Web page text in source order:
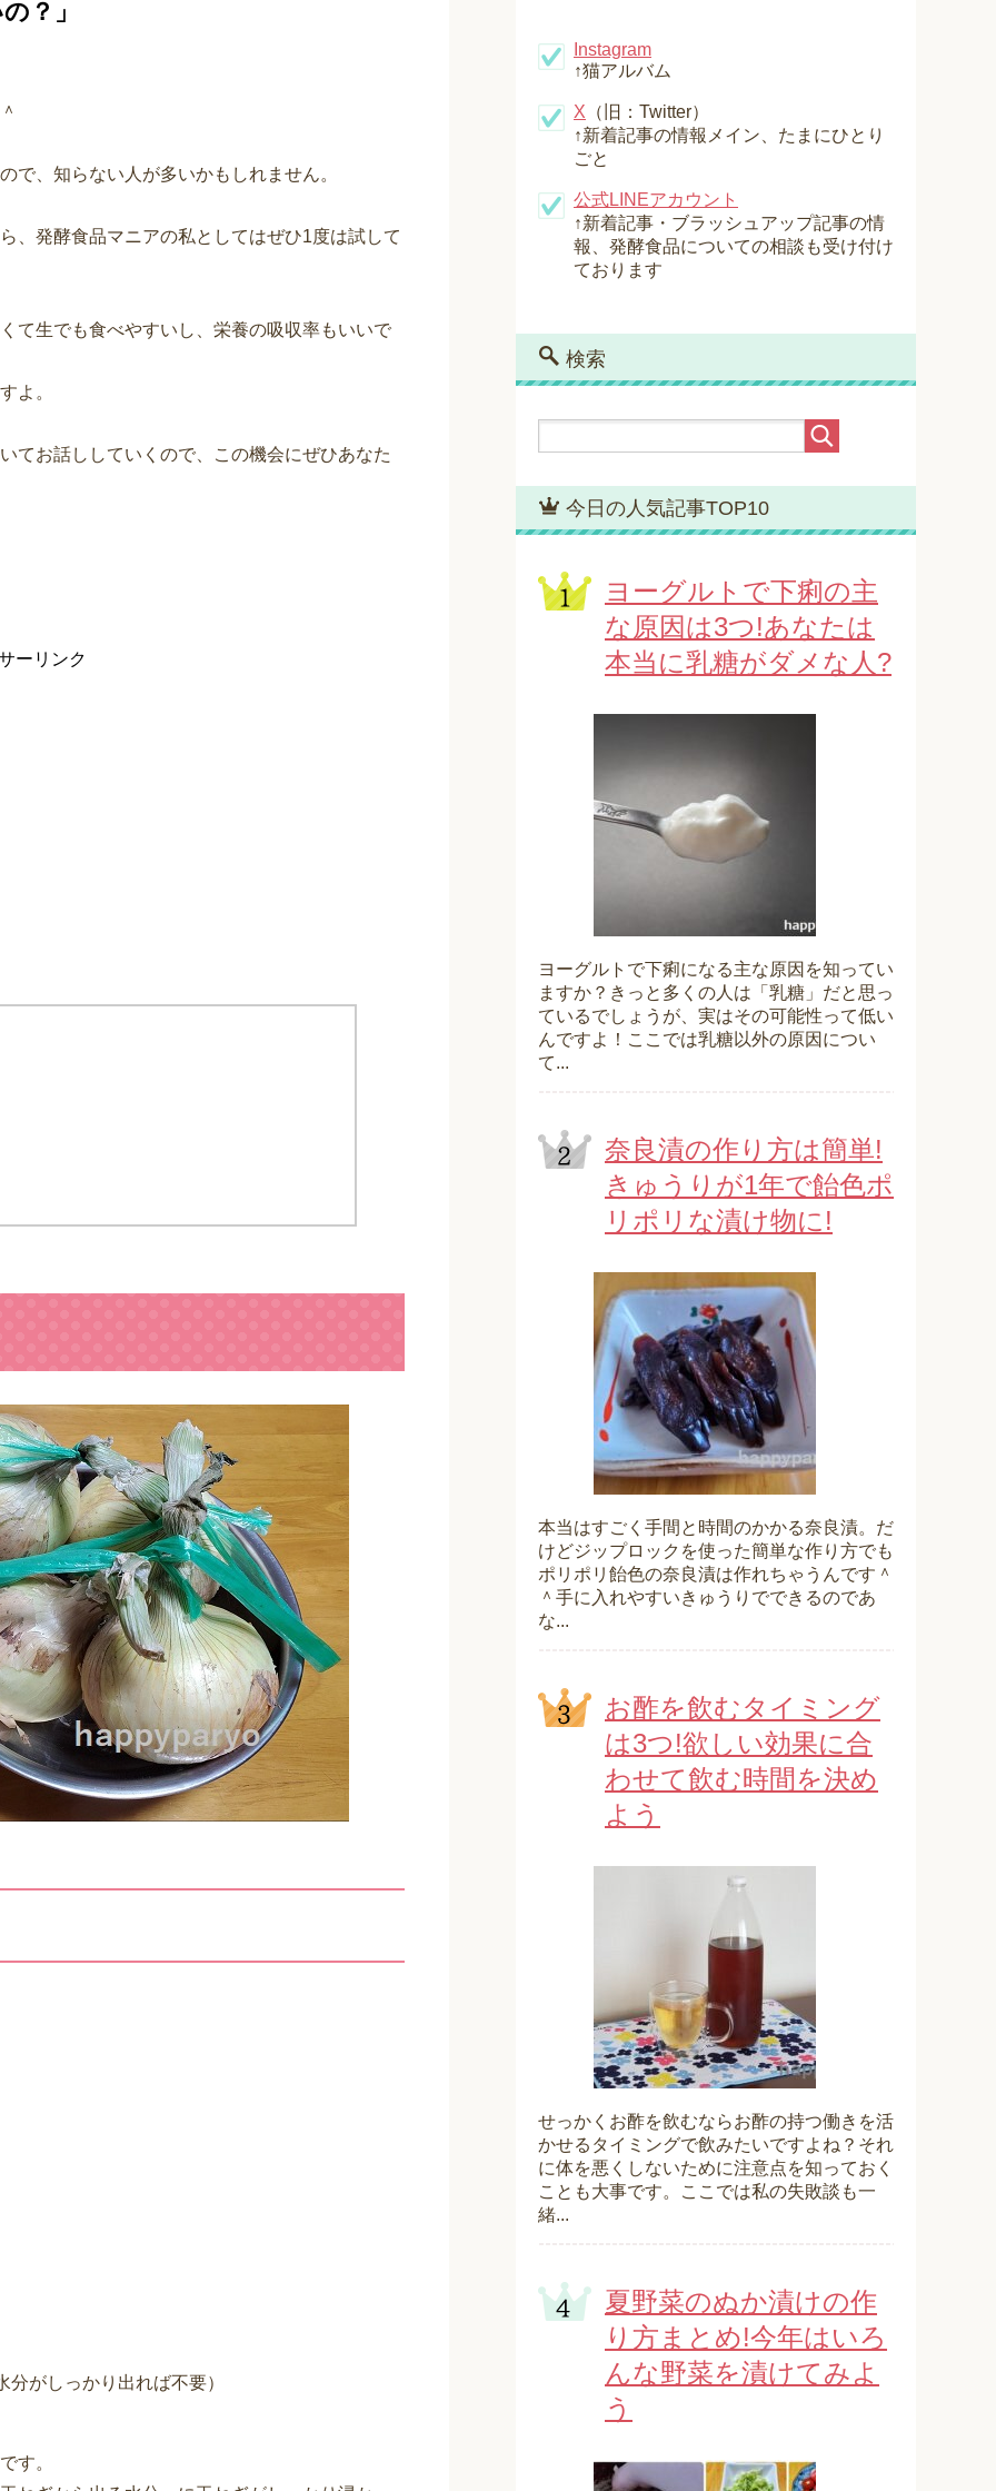
？」
で、知らない人が多いかもしれません。
、発酵食品マニアの私としてはぜひ1度は試して
て生でも食べやすいし、栄養の吸収率もいいで
よ。
てお話ししていくので、この機会にぜひあなた
ーリンク
がしっかり出れば不要）
す。
Instagram
↑猫アルバム
X （旧：Twitter）
↑新着記事の情報メイン、たまにひとり
ごと
公式LINEアカウント
↑新着記事・ブラッシュアップ記事の情
報、発酵食品についての相談も受け付け
ております
検索
今日の人気記事TOP10
ヨーグルトで下痢の主
な原因は3つ!あなたは
本当に乳糖がダメな人?
ヨーグルトで下痢になる主な原因を知ってい
ますか？きっと多くの人は「乳糖」だと思っ
ているでしょうが、実はその可能性って低い
んですよ！ここでは乳糖以外の原因につい
て...
奈良漬の作り方は簡単!
きゅうりが1年で飴色ポ
リポリな漬け物に!
本当はすごく手間と時間のかかる奈良漬。だ
けどジップロックを使った簡単な作り方でも
ポリポリ飴色の奈良漬は作れちゃうんです＾
＾手に入れやすいきゅうりでできるのであ
な...
お酢を飲むタイミング
は3つ!欲しい効果に合
わせて飲む時間を決め
よう
せっかくお酢を飲むならお酢の持つ働きを活
かせるタイミングで飲みたいですよね？それ
に体を悪くしないために注意点を知っておく
ことも大事です。ここでは私の失敗談も一
緒...
夏野菜のぬか漬けの作
り方まとめ!今年はいろ
んな野菜を漬けてみよ
う